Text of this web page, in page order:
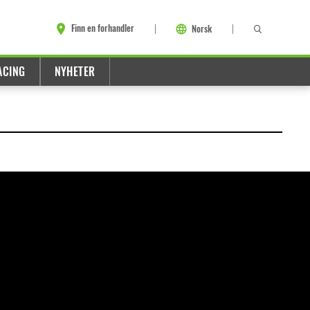
Finn en forhandler Norsk
NYHETER